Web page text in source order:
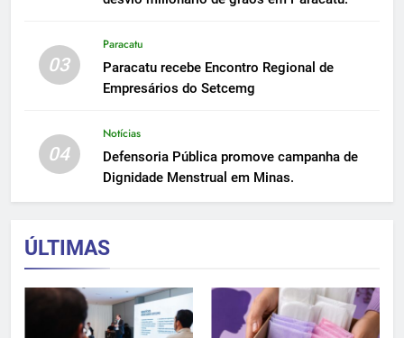
03
Paracatu
Paracatu recebe Encontro Regional de
Empresários do Setcemg
04
Notícias
Defensoria Pública promove campanha de
Dignidade Menstrual em Minas.
ÚLTIMAS